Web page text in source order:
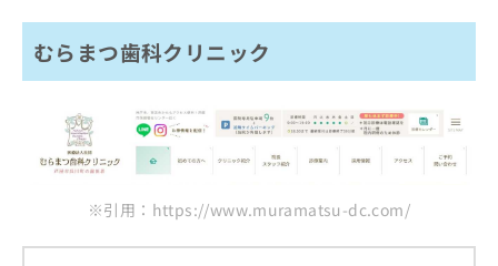
歯医者を受診する目安
歯医者を選ぶ際にチェックする4つのポ
イント
歯医者で治療可能な各項目について
1．むし歯治療
3．ホワイトニング
4．歯周病治療
歯医者でのクリーニングとは？メリッ
歯石・歯垢の除去
むらまつ歯科クリニック
※引用：https://www.muramatsu-dc.com/
ち
ら
の
こ
ち